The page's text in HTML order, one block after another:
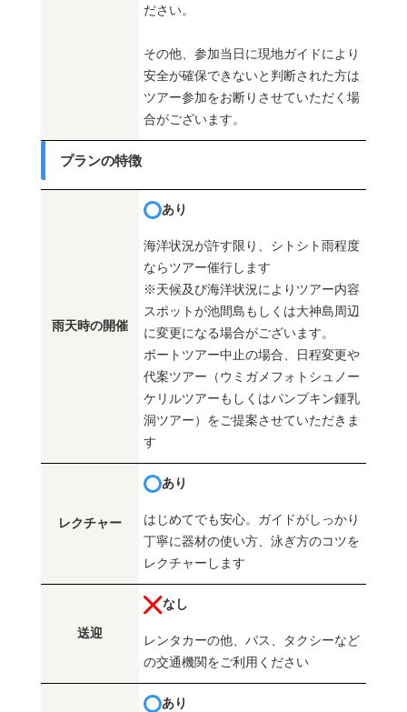
ださい。
その他、参加当日に現地ガイドにより
安全が確保できないと判断された方は
ツアー参加をお断りさせていただく場
合がございます。
プランの特徴
雨天時の開催
あり
海洋状況が許す限り、シトシト雨程度
ならツアー催行します
※天候及び海洋状況によりツアー内容
スポットが池間島もしくは大神島周辺
に変更になる場合がございます。
ボートツアー中止の場合、日程変更や
代案ツアー（ウミガメフォトシュノー
ケリルツアーもしくはパンプキン鍾乳
洞ツアー）をご提案させていただきま
す
レクチャー
あり
はじめてでも安心。ガイドがしっかり
丁寧に器材の使い方、泳ぎ方のコツを
レクチャーします
送迎
なし
レンタカーの他、バス、タクシーなど
の交通機関をご利用ください
あり